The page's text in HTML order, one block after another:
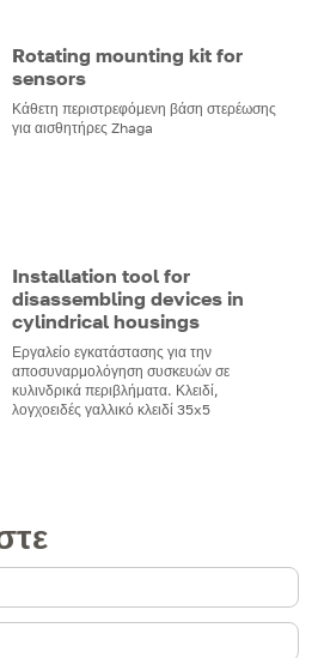
Rotating mounting kit for
sensors
Κάθετη περιστρεφόμενη βάση στερέωσης
για αισθητήρες Zhaga
Installation tool for
disassembling devices in
cylindrical housings
Εργαλείο εγκατάστασης για την
αποσυναρμολόγηση συσκευών σε
κυλινδρικά περιβλήματα. Κλειδί,
λογχοειδές γαλλικό κλειδί 35x5